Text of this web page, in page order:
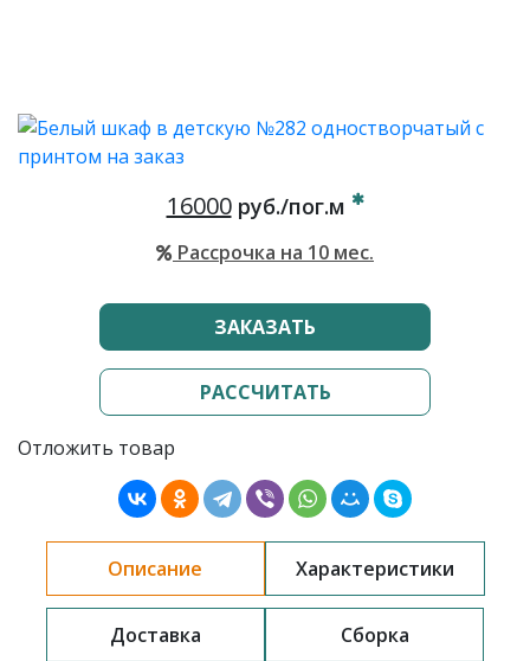
16000руб./пог.м
Рассрочка на 10 мес.
ЗАКАЗАТЬ
РАССЧИТАТЬ
Отложить товар
Описание Характеристики
Доставка Сборка